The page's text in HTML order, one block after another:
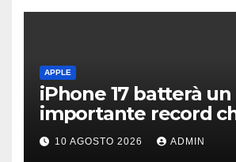
APPLE
iPhone 17 batterà un
importante record
manca dai tempi del
vecchio iPhone 4
10 AGOSTO 2026 ADMIN